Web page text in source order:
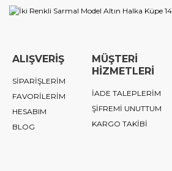
ALIŞVERİŞ
SİPARİŞLERİM
FAVORİLERİM
HESABIM
BLOG
MÜŞTERİ
HİZMETLERİ
İADE TALEPLERİM
ŞİFREMİ UNUTTUM
KARGO TAKİBİ